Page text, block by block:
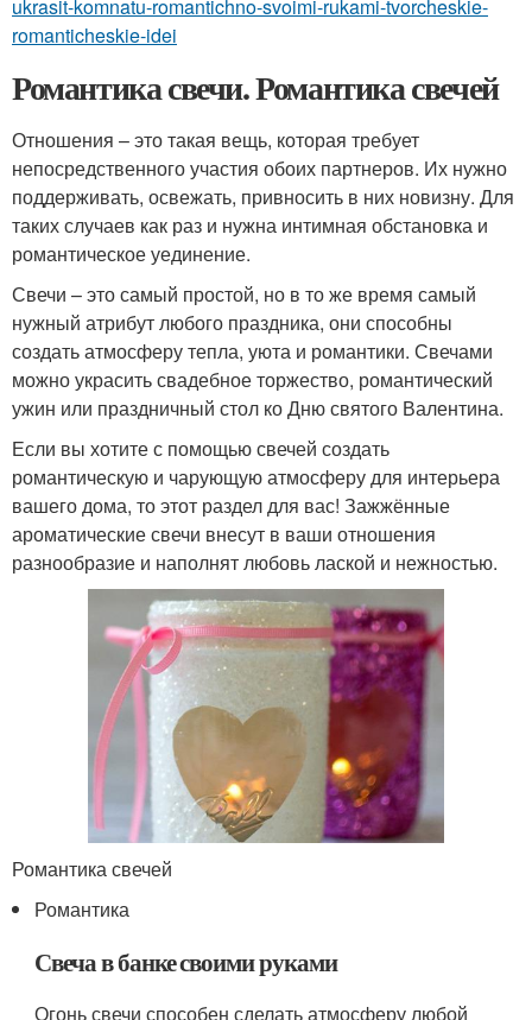
ukrasit-komnatu-romantichno-svoimi-rukami-tvorcheskie-
romanticheskie-idei
Романтика свечи. Романтика свечей
Отношения – это такая вещь, которая требует
непосредственного участия обоих партнеров. Их нужно
поддерживать, освежать, привносить в них новизну. Для
таких случаев как раз и нужна интимная обстановка и
романтическое уединение.
Свечи – это самый простой, но в то же время самый
нужный атрибут любого праздника, они способны
создать атмосферу тепла, уюта и романтики. Свечами
можно украсить свадебное торжество, романтический
ужин или праздничный стол ко Дню святого Валентина.
Если вы хотите с помощью свечей создать
романтическую и чарующую атмосферу для интерьера
вашего дома, то этот раздел для вас! Зажжённые
ароматические свечи внесут в ваши отношения
разнообразие и наполнят любовь лаской и нежностью.
Романтика свечей
Романтика
Свеча в банке своими руками
Огонь свечи способен сделать атмосферу любой